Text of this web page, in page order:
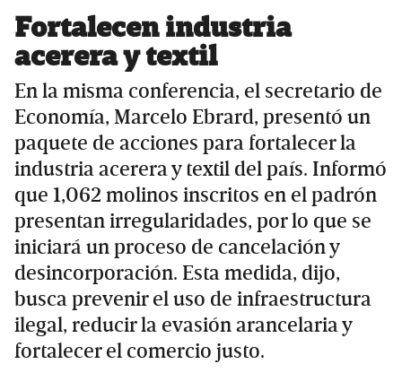
Fortalecen industria
acerera y textil
En la misma conferencia, el secretario de
Economía, Marcelo Ebrard, presentó un
paquete de acciones para fortalecer la
industria acerera y textil del país. Informó
que 1,062 molinos inscritos en el padrón
presentan irregularidades, por lo que se
iniciará un proceso de cancelación y
desincorporación. Esta medida, dijo,
busca prevenir el uso de infraestructura
ilegal, reducir la evasión arancelaria y
fortalecer el comercio justo.